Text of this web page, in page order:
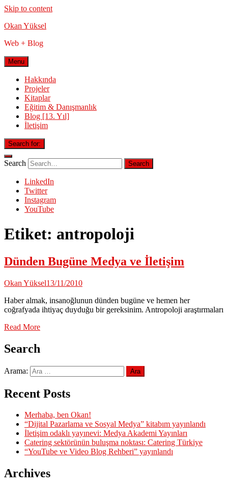
Skip to content
Okan Yüksel
Web + Blog
Menu
Hakkında
Projeler
Kitaplar
Eğitim & Danışmanlık
Blog [13. Yıl]
İletişim
Search for:
Search
LinkedIn
Twitter
Instagram
YouTube
Etiket: antropoloji
Dünden Bugüne Medya ve İletişim
Okan Yüksel13/11/2010
Haber almak, insanoğlunun dünden bugüne ve hemen her
coğrafyada ihtiyaç duyduğu bir gereksinim. Antropoloji araştırmaları
Read More
Search
Arama:
Recent Posts
Merhaba, ben Okan!
“Dijital Pazarlama ve Sosyal Medya” kitabım yayınlandı
İletişim odaklı yayınevi: Medya Akademi Yayınları
Catering sektörünün buluşma noktası: Catering Türkiye
“YouTube ve Video Blog Rehberi” yayınlandı
Archives